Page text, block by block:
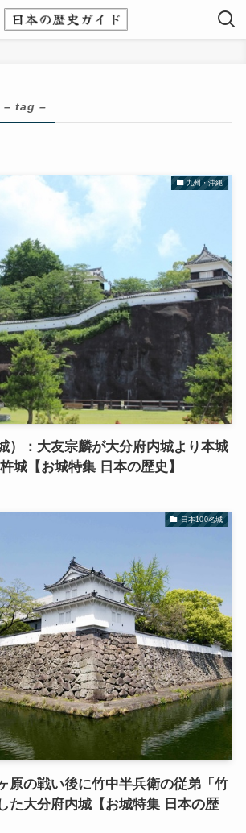
– tag –
九州・沖縄
）：大友宗麟が大分府内城より本城
城【お城特集 日本の歴史】
日本100名城
原の戦い後に竹中半兵衛の従弟「竹
た大分府内城【お城特集 日本の歴